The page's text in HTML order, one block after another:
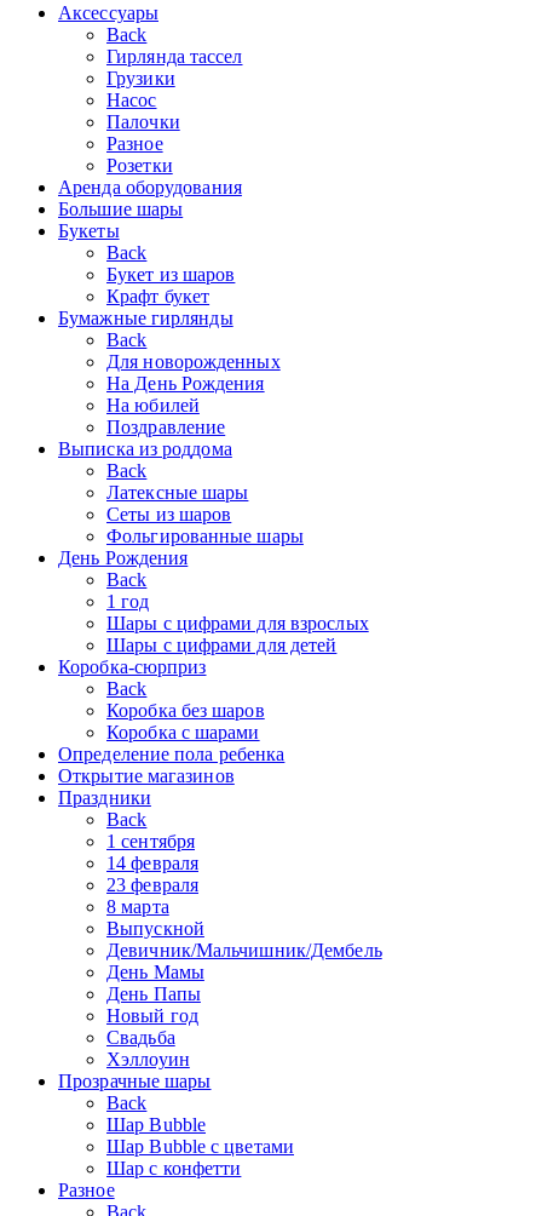
Аксессуары
Back
Гирлянда тассел
Грузики
Насос
Палочки
Разное
Розетки
Аренда оборудования
Большие шары
Букеты
Back
Букет из шаров
Крафт букет
Бумажные гирлянды
Back
Для новорожденных
На День Рождения
На юбилей
Поздравление
Выписка из роддома
Back
Латексные шары
Сеты из шаров
Фольгированные шары
День Рождения
Back
1 год
Шары с цифрами для взрослых
Шары с цифрами для детей
Коробка-сюрприз
Back
Коробка без шаров
Коробка с шарами
Определение пола ребенка
Открытие магазинов
Праздники
Back
1 сентября
14 февраля
23 февраля
8 марта
Выпускной
Девичник/Мальчишник/Дембель
День Мамы
День Папы
Новый год
Свадьба
Хэллоуин
Прозрачные шары
Back
Шар Bubble
Шар Bubble с цветами
Шар с конфетти
Разное
Back